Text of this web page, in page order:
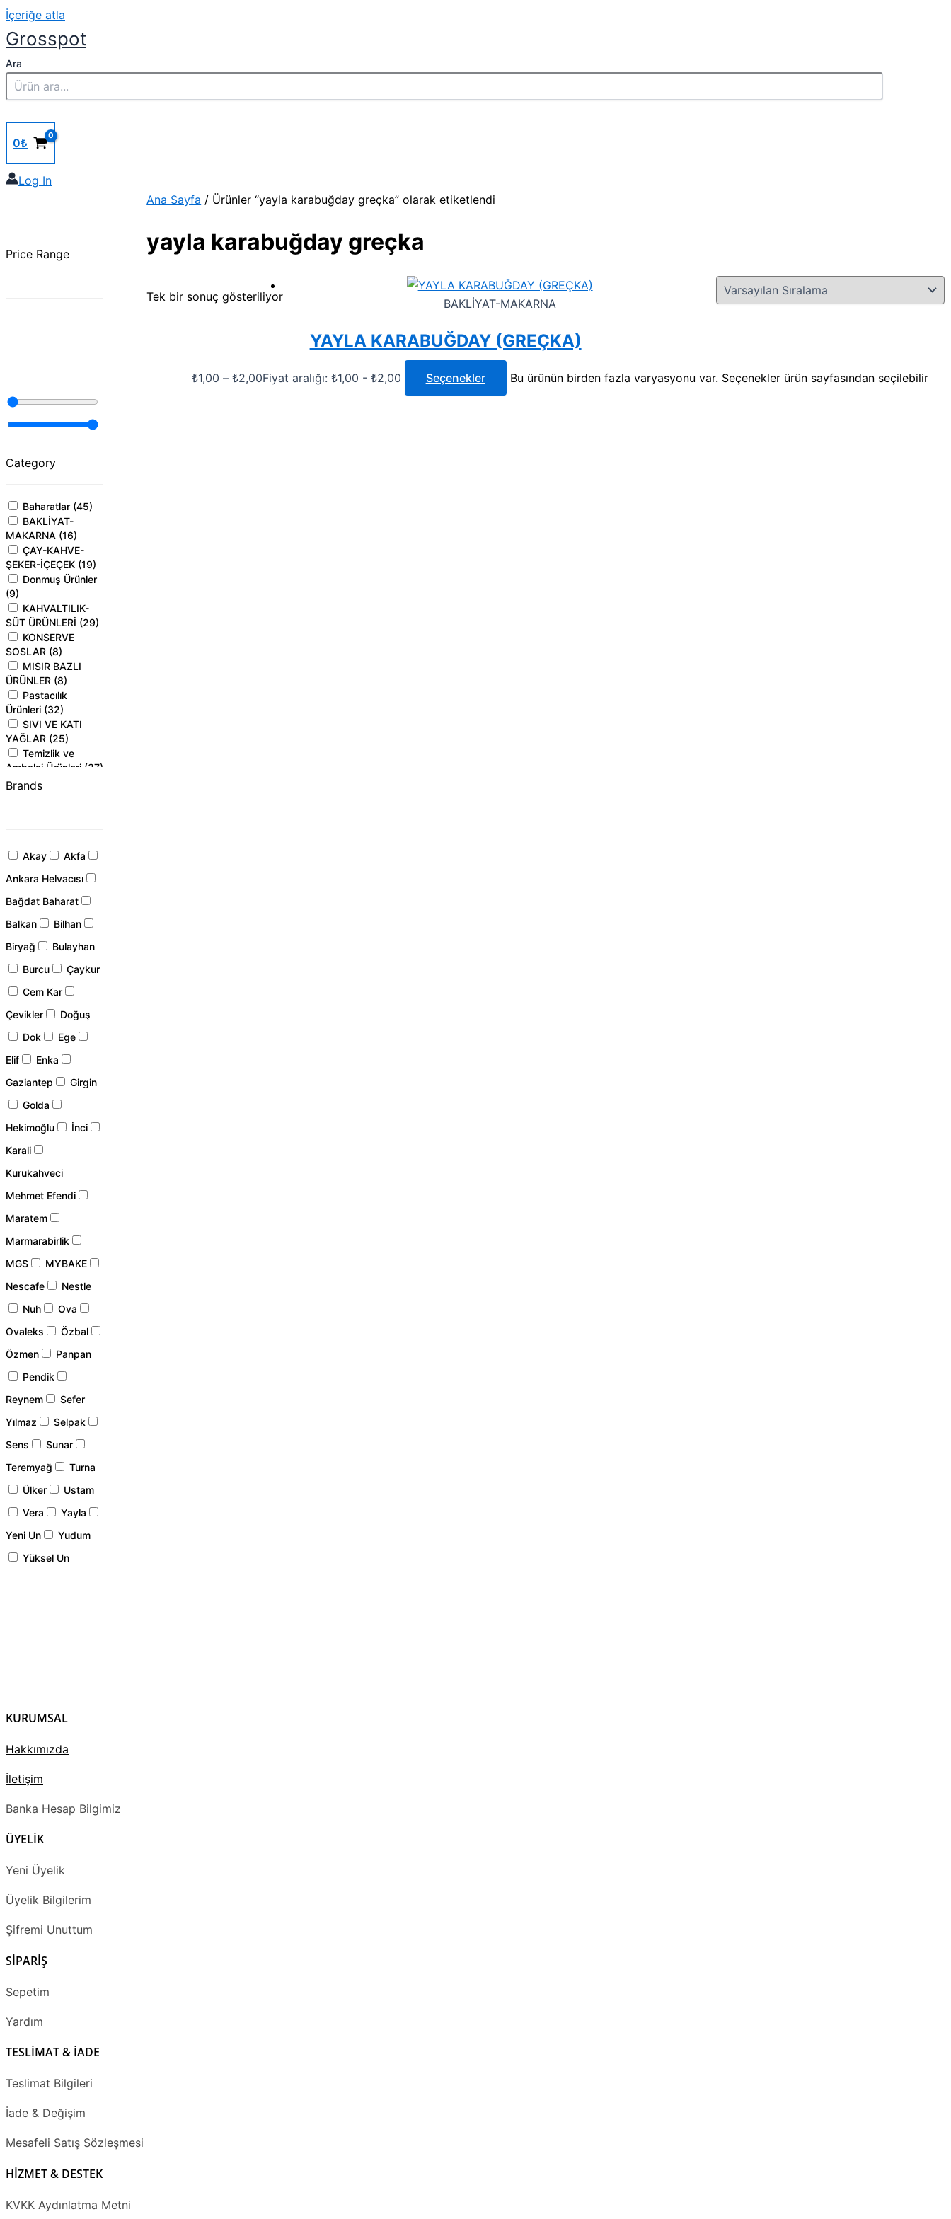
İçeriğe atla
Grosspot
Ara
0₺
Log In
Price Range
Category
Baharatlar (45)
BAKLİYAT-
MAKARNA (16)
ÇAY-KAHVE-
ŞEKER-İÇEÇEK (19)
Donmuş Ürünler
(9)
KAHVALTILIK-
SÜT ÜRÜNLERİ (29)
KONSERVE
SOSLAR (8)
MISIR BAZLI
ÜRÜNLER (8)
Pastacılık
Ürünleri (32)
SIVI VE KATI
YAĞLAR (25)
Temizlik ve
Ambalaj Ürünleri (37)
UN-İRMİK-
Brands
Akay
Akfa
Ankara Helvacısı
Bağdat Baharat
Balkan
Bilhan
Biryağ
Bulayhan
Burcu
Çaykur
Cem Kar
Çevikler
Doğuş
Dok
Ege
Elif
Enka
Gaziantep
Girgin
Golda
Hekimoğlu
İnci
Karali
Kurukahveci
Mehmet Efendi
Maratem
Marmarabirlik
MGS
MYBAKE
Nescafe
Nestle
Nuh
Ova
Ovaleks
Özbal
Özmen
Panpan
Pendik
Reynem
Sefer
Yılmaz
Selpak
Sens
Sunar
Teremyağ
Turna
Ülker
Ustam
Vera
Yayla
Yeni Un
Yudum
Yüksel Un
Ana Sayfa / Ürünler “yayla karabuğday greçka” olarak etiketlendi
yayla karabuğday greçka
Tek bir sonuç gösteriliyor BAKLİYAT-MAKARNA
YAYLA KARABUĞDAY (GREÇKA)
₺1,00 – ₺2,00Fiyat aralığı: ₺1,00 - ₺2,00 Seçenekler Bu ürünün birden fazla varyasyonu var. Seçenekler ürün sayfasından seçilebilir
KURUMSAL
Hakkımızda
İletişim
Banka Hesap Bilgimiz
ÜYELİK
Yeni Üyelik
Üyelik Bilgilerim
Şifremi Unuttum
SİPARİŞ
Sepetim
Yardım
TESLİMAT & İADE
Teslimat Bilgileri
İade & Değişim
Mesafeli Satış Sözleşmesi
HİZMET & DESTEK
KVKK Aydınlatma Metni